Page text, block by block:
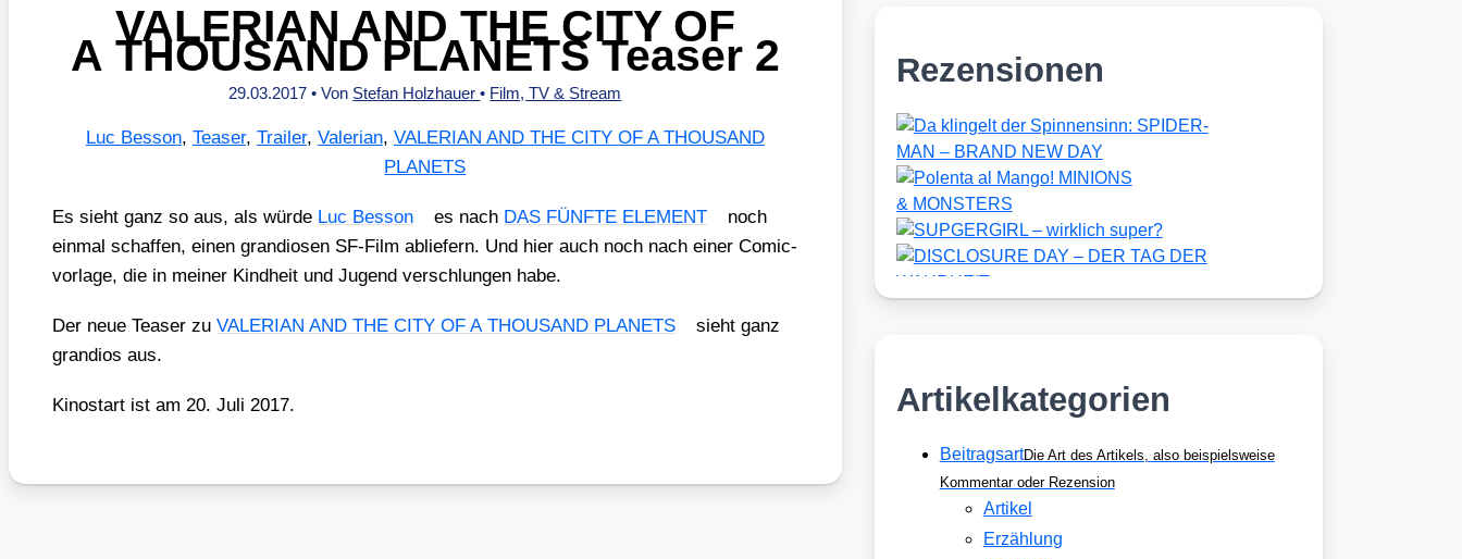
VALERIAN AND THE CITY OF
A THOUSAND PLANETS Teaser 2
29.03.2017• Von Stefan Holzhauer• Film, TV & Stream
Luc Besson, Teaser, Trailer, Valerian, VALERIAN AND THE CITY OF A THOUSAND
PLANETS
Es sieht ganz so aus, als wür­de Luc Bes­son es nach DAS FÜNFTE ELEMENT
noch
ein­mal schaf­fen, einen gran­dio­sen SF-Film ablie­fern. Und hier auch noch nach einer Comic­
vor­la­ge, die in mei­ner Kind­heit und Jugend ver­schlun­gen habe.
Der neue Teaser zu VALERIAN AND THE CITY OF A THOUSAND PLANETS
sieht ganz
gran­di­os aus.
Kino­start ist am 20. Juli 2017.
Rezensionen
Artikelkategorien
BeitragsartDie Art des Artikels, also beispielsweise
Kommentar oder Rezension
Artikel
Erzählung